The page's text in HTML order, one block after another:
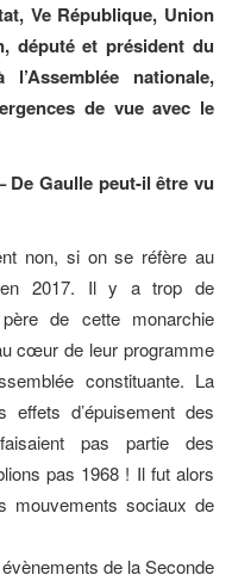
Ve République, Union
député et président du
nationale,
de vue avec le
De Gaulle peut-il être vu
non, si on se réfère au
en 2017. Il y a trop de
de cette monarchie
cœur de leur programme
constituante. La
d’épuisement des
pas partie des
pas 1968 ! Il fut alors
mouvements sociaux de
de la Seconde